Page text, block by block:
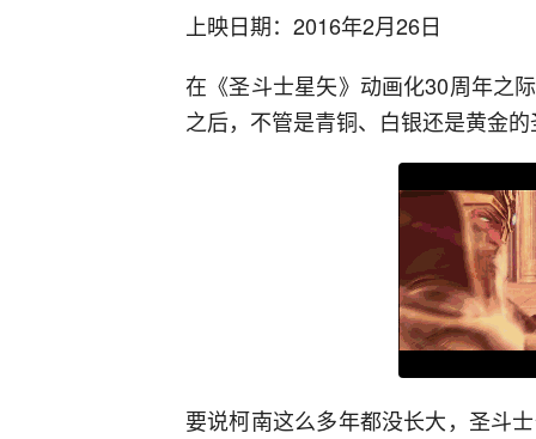
上映日期：2016年2月26日
在《圣斗士星矢》动画化30周年之
之后，不管是青铜、白银还是黄金
要说柯南这么多年都没长大，圣斗